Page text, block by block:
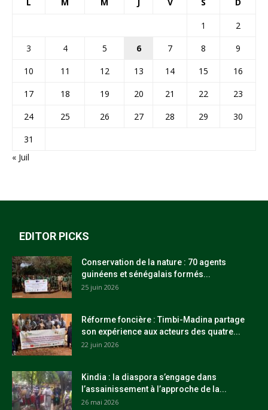
1
2
3
4 5 6 7 8
9
10
11 12 13 14 15
16
17
18 19 20 21 22
23
24
25 26 27 28 29
30
31
« Juil
EDITOR PICKS
Conservation de la nature : 70 agents
guinéens et sénégalais formés...
25 juin 2026
Réforme foncière : Timbi-Madina partage
son expérience aux acteurs des quatre...
22 juin 2026
Kindia : la diaspora s’engage dans
l’assainissement à l’approche de la...
26 mai 2026